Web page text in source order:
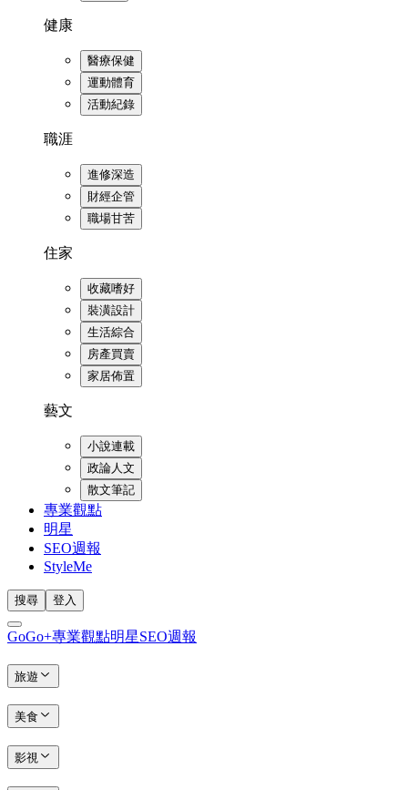
健康
醫療保健
運動體育
活動紀錄
職涯
進修深造
財經企管
職場甘苦
住家
收藏嗜好
裝潢設計
生活綜合
房產買賣
家居佈置
藝文
小說連載
政論人文
散文筆記
專業觀點
明星
SEO週報
StyleMe
搜尋 登入
GoGo+專業觀點明星SEO週報
旅遊
美食
影視